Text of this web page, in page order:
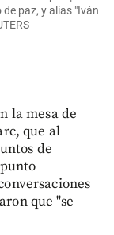
paz, y alias "Iván
la mesa de
que al
de
que "se